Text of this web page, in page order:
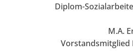
Diplom-
M.A.
Vorstandsmitglied